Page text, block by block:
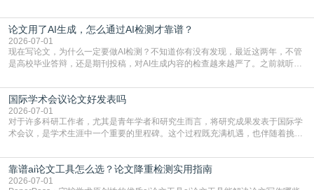
须加做AI查重。很多人分不清，AI查重和普通查重到底有啥区别？这里说透：普
通查重查的是你的文字和已公开文献的重复比例，防的是抄袭；AI查重查的是你
的内容里，有多少是AI生成的，防的是过
论文用了AI生成，怎么通过AI检测才靠谱？
2026-07-01
现在写论文，为什么一定要做AI检测？不知道你有没有发现，最近这两年，不管
是高校毕业答辩，还是期刊投稿，对AI生成内容的检查越来越严了。之前就听身
要求修改，还差点被判定学术不规范，真的太冤了。现在国内多数高校和核心期
刊，都已经明确出台了相关规定：如果使用AI生成内容辅助写作，必须明确标
注，未标注的AI生成内容会被认定为不符合学
国际学术会议论文好发表吗
2026-07-01
对于许多科研工作者，尤其是青年学者和研究生而言，将研究成果发表于国际学
术会议，是学术生涯中一个重要的里程碑。这个过程既充满机遇，也伴随着挑
疑问：国际学术会议论文到底好不好发表？其价值和难度究竟如何衡量。本篇
AEIC学术交流中心小编就为大家介绍“国际学术会议论文好发表吗”。一、会议论
文发表的相对优势与期刊论文相比，国际会议论文的发
靠谱ai论文工具怎么选？论文降重检测实用指南
2026-07-01